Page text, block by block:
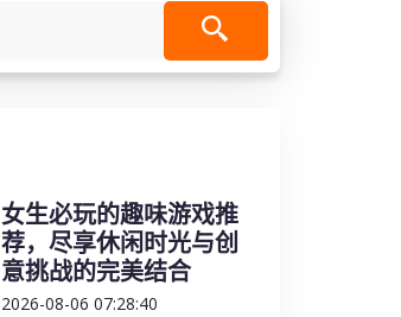
女生必玩的趣味游戏推
荐，尽享休闲时光与创
意挑战的完美结合
2026-08-06 07:28:40